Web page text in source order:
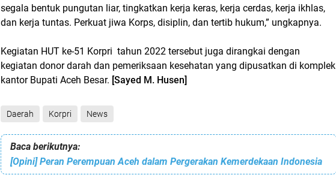
segala bentuk pungutan liar, tingkatkan kerja keras, kerja cerdas, kerja ikhlas,
dan kerja tuntas. Perkuat jiwa Korps, disiplin, dan tertib hukum,” ungkapnya.
Kegiatan HUT ke-51 Korpri tahun 2022 tersebut juga dirangkai dengan
kegiatan donor darah dan pemeriksaan kesehatan yang dipusatkan di komplek
kantor Bupati Aceh Besar. [Sayed M. Husen]
Daerah Korpri News
Baca berikutnya:
[Opini] Peran Perempuan Aceh dalam Pergerakan Kemerdekaan Indonesia